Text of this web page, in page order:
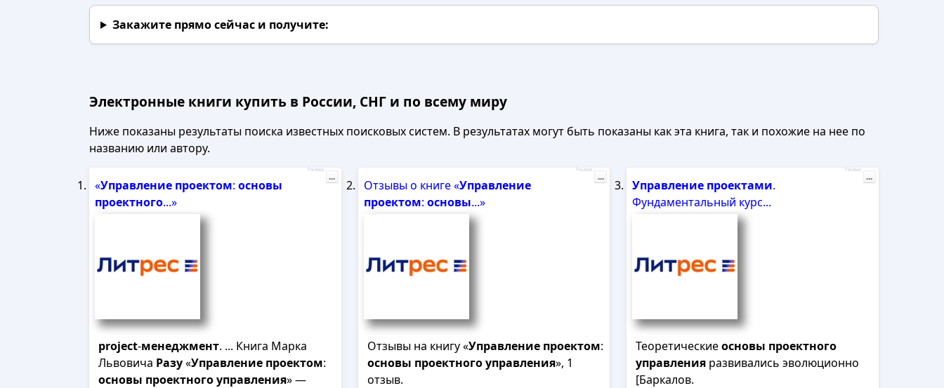
Закажите прямо сейчаси получите:
Электронные книги купить в России, СНГ и по всему миру
Ниже показаны результаты поиска известных поисковых систем. В результатах могут быть показаны как эта книга, так и похожие на нее по
названию или автору.
«Управление проектом: основы
проектного...»
project-менеджмент. ... Книга Марка
Львовича Разу«Управление проектом:
основы проектногоуправления» —
Реклама
...
Отзывы о книге «Управление
проектом: основы...»
Отзывы на книгу «Управление проектом:
основы проектногоуправления», 1
отзыв.
Реклама
...
Управление проектами.
Фундаментальный курс...
Теоретическиеосновы проектного
управления развивались эволюционно
[Баркалов.
Реклама
...